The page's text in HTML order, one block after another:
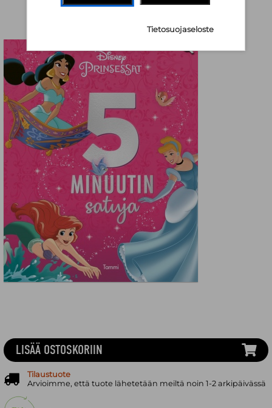
LISÄÄ OSTOSKORIIN
Tilaustuote
Arvioimme, että tuote lähetetään meiltä noin 1-2 arkipäivässä
Tietosuojaseloste